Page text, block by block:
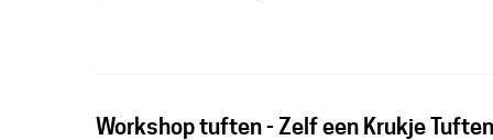
Workshop tuften - Zelf een Krukje Tuften